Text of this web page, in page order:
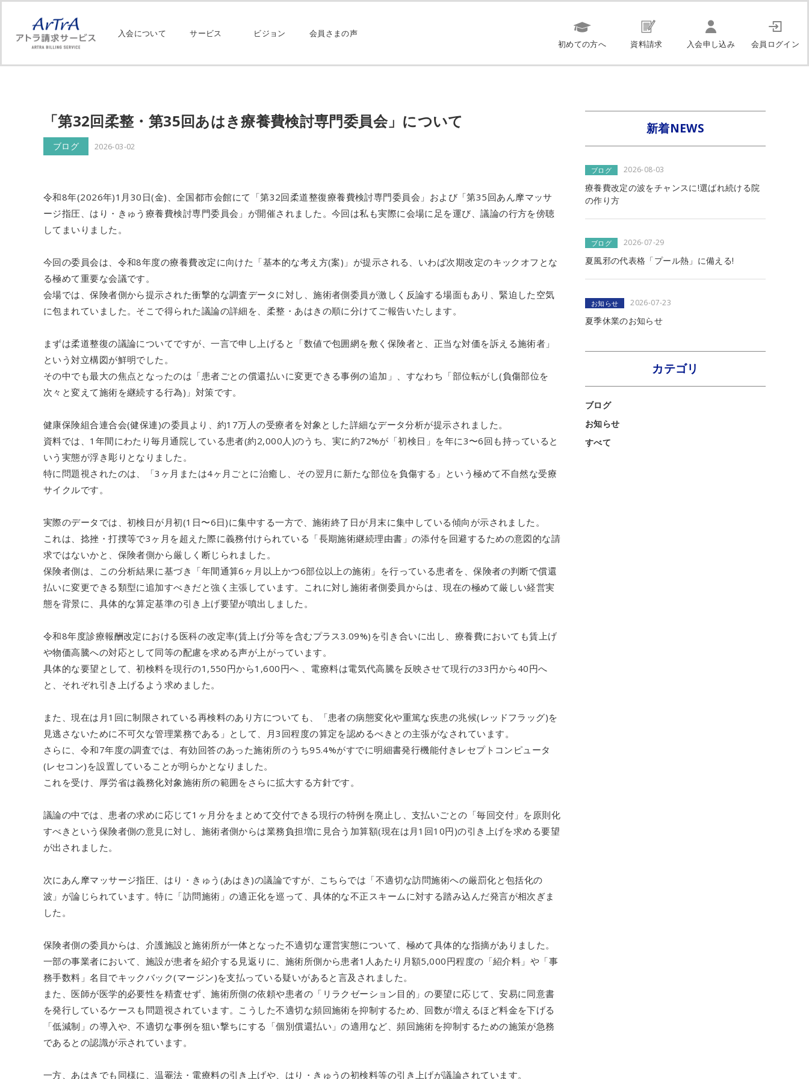
入会について サービス ビジョン 会員さまの声
初めての方へ 資料請求 入会申し込み 会員ログイン
「第32回柔整・第35回あはき療養費検討専門委員会」について
ブログ 2026-03-02
令和8年(2026年)1月30日(金)、全国都市会館にて「第32回柔道整復療養費検討専門委員会」および「第35回あん摩マッサ
ージ指圧、はり・きゅう療養費検討専門委員会」が開催されました。今回は私も実際に会場に足を運び、議論の行方を傍聴
してまいりました。
今回の委員会は、令和8年度の療養費改定に向けた「基本的な考え方(案)」が提示される、いわば次期改定のキックオフとな
る極めて重要な会議です。
会場では、保険者側から提示された衝撃的な調査データに対し、施術者側委員が激しく反論する場面もあり、緊迫した空気
に包まれていました。そこで得られた議論の詳細を、柔整・あはきの順に分けてご報告いたします。
まずは柔道整復の議論についてですが、一言で申し上げると「数値で包囲網を敷く保険者と、正当な対価を訴える施術者」
という対立構図が鮮明でした。
その中でも最大の焦点となったのは「患者ごとの償還払いに変更できる事例の追加」、すなわち「部位転がし(負傷部位を
次々と変えて施術を継続する行為)」対策です。
健康保険組合連合会(健保連)の委員より、約17万人の受療者を対象とした詳細なデータ分析が提示されました。
資料では、1年間にわたり毎月通院している患者(約2,000人)のうち、実に約72%が「初検日」を年に3〜6回も持っていると
いう実態が浮き彫りとなりました。
特に問題視されたのは、「3ヶ月または4ヶ月ごとに治癒し、その翌月に新たな部位を負傷する」という極めて不自然な受療
サイクルです。
実際のデータでは、初検日が月初(1日〜6日)に集中する一方で、施術終了日が月末に集中している傾向が示されました。
これは、捻挫・打撲等で3ヶ月を超えた際に義務付けられている「長期施術継続理由書」の添付を回避するための意図的な請
求ではないかと、保険者側から厳しく断じられました。
保険者側は、この分析結果に基づき「年間通算6ヶ月以上かつ6部位以上の施術」を行っている患者を、保険者の判断で償還
払いに変更できる類型に追加すべきだと強く主張しています。これに対し施術者側委員からは、現在の極めて厳しい経営実
態を背景に、具体的な算定基準の引き上げ要望が噴出しました。
令和8年度診療報酬改定における医科の改定率(賃上げ分等を含むプラス3.09%)を引き合いに出し、療養費においても賃上げ
や物価高騰への対応として同等の配慮を求める声が上がっています。
具体的な要望として、初検料を現行の1,550円から1,600円へ 、電療料は電気代高騰を反映させて現行の33円から40円へ
と、それぞれ引き上げるよう求めました。
また、現在は月1回に制限されている再検料のあり方についても、「患者の病態変化や重篤な疾患の兆候(レッドフラッグ)を
見逃さないために不可欠な管理業務である」として、月3回程度の算定を認めるべきとの主張がなされています。
さらに、令和7年度の調査では、有効回答のあった施術所のうち95.4%がすでに明細書発行機能付きレセプトコンピュータ
(レセコン)を設置していることが明らかとなりました。
これを受け、厚労省は義務化対象施術所の範囲をさらに拡大する方針です。
議論の中では、患者の求めに応じて1ヶ月分をまとめて交付できる現行の特例を廃止し、支払いごとの「毎回交付」を原則化
すべきという保険者側の意見に対し、施術者側からは業務負担増に見合う加算額(現在は月1回10円)の引き上げを求める要望
が出されました。
次にあん摩マッサージ指圧、はり・きゅう(あはき)の議論ですが、こちらでは「不適切な訪問施術への厳罰化と包括化の
波」が論じられています。特に「訪問施術」の適正化を巡って、具体的な不正スキームに対する踏み込んだ発言が相次ぎま
した。
保険者側の委員からは、介護施設と施術所が一体となった不適切な運営実態について、極めて具体的な指摘がありました。
一部の事業者において、施設が患者を紹介する見返りに、施術所側から患者1人あたり月額5,000円程度の「紹介料」や「事
務手数料」名目でキックバック(マージン)を支払っている疑いがあると言及されました。
また、医師が医学的必要性を精査せず、施術所側の依頼や患者の「リラクゼーション目的」の要望に応じて、安易に同意書
を発行しているケースも問題視されています。こうした不適切な頻回施術を抑制するため、回数が増えるほど料金を下げる
「低減制」の導入や、不適切な事例を狙い撃ちにする「個別償還払い」の適用など、頻回施術を抑制するための施策が急務
であるとの認識が示されています。
一方、あはきでも同様に、温罨法・電療料の引き上げや、はり・きゅうの初検料等の引き上げが議論されています。
新着NEWS
ブログ 2026-08-03
療養費改定の波をチャンスに!選ばれ続ける院
の作り方
ブログ 2026-07-29
夏風邪の代表格「プール熱」に備える!
お知らせ 2026-07-23
夏季休業のお知らせ
カテゴリ
ブログ
お知らせ
すべて